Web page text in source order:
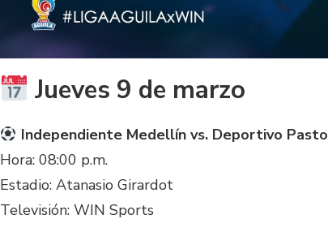
Jueves 9 de marzo
Independiente Medellín vs. Deportivo Pasto
Hora: 08:00 p.m.
Estadio: Atanasio Girardot
Televisión: WIN Sports